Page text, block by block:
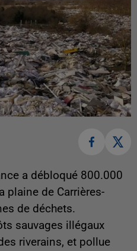
a débloqué 800.000
plaine de Carrières-
de déchets.
sauvages illégaux
riverains, et pollue